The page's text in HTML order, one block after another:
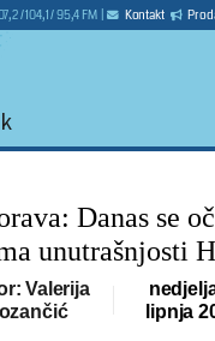
/ 104,1 / 95,4 FM Kontakt
Danas se
unutrašnjosti
Valerija
lipnja